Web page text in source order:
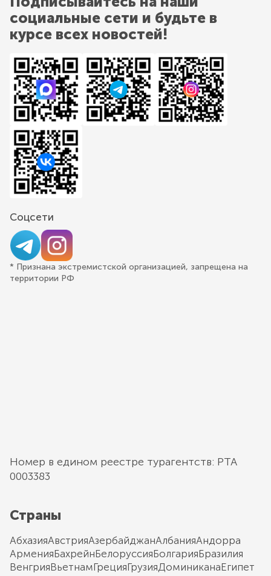
социальные сети и будьте в
курсе всех новостей!
Соцсети
* Признана экстремистской организацией, запрещена на
территории РФ
Номер в едином реестре турагентств: РТА
0003383
Страны
АбхазияАвстрияАзербайджанАлбанияАндорра
АрменияБахрейнБелоруссияБолгарияБразилия
ВенгрияВьетнамГрецияГрузияДоминиканаЕгипет